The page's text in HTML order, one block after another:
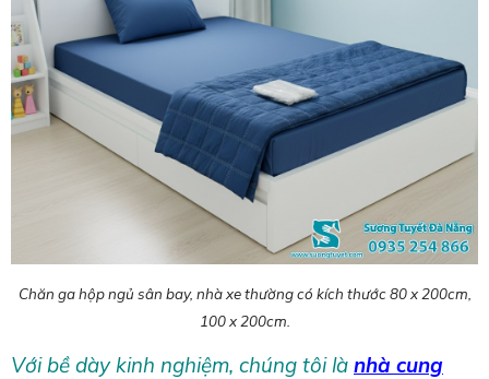
Chăn ga hộp ngủ sân bay, nhà xe thường có kích thước 80 x 200cm,
100 x 200cm.
Với bề dày kinh nghiệm, chúng tôi là nhà cung